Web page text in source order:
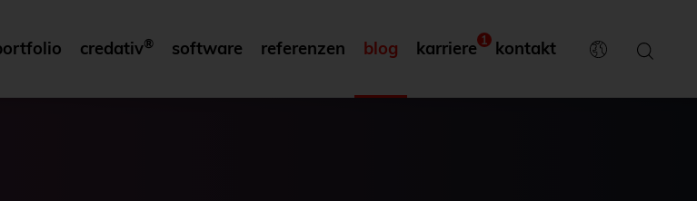
credativ® software referenzen blog karriere 1 kontakt